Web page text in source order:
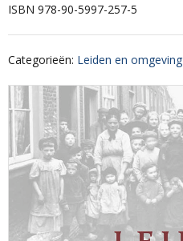
ISBN 978-90-5997-257-5
Categorieën: Leiden en omgeving